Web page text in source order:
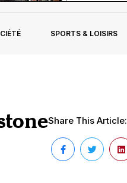
SPORTS & LOISIRS
Share This Article: